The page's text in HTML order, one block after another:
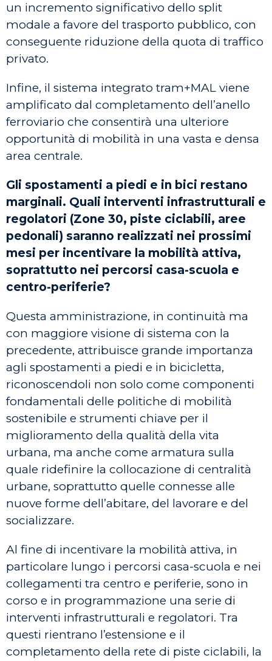
un incremento significativo dello split
modale a favore del trasporto pubblico, con
conseguente riduzione della quota di traffico
privato.
Infine, il sistema integrato tram+MAL viene
amplificato dal completamento dell’anello
ferroviario che consentirà una ulteriore
opportunità di mobilità in una vasta e densa
area centrale.
Gli spostamenti a piedi e in bici restano
marginali. Quali interventi infrastrutturali e
regolatori (Zone 30, piste ciclabili, aree
pedonali) saranno realizzati nei prossimi
mesi per incentivare la mobilità attiva,
soprattutto nei percorsi casa-scuola e
centro-periferie?
Questa amministrazione, in continuità ma
con maggiore visione di sistema con la
precedente, attribuisce grande importanza
agli spostamenti a piedi e in bicicletta,
riconoscendoli non solo come componenti
fondamentali delle politiche di mobilità
sostenibile e strumenti chiave per il
miglioramento della qualità della vita
urbana, ma anche come armatura sulla
quale ridefinire la collocazione di centralità
urbane, soprattutto quelle connesse alle
nuove forme dell’abitare, del lavorare e del
socializzare.
Al fine di incentivare la mobilità attiva, in
particolare lungo i percorsi casa-scuola e nei
collegamenti tra centro e periferie, sono in
corso e in programmazione una serie di
interventi infrastrutturali e regolatori. Tra
questi rientrano l’estensione e il
completamento della rete di piste ciclabili, la